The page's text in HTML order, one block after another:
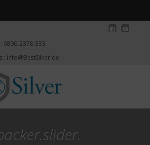
0800-2378-333
: info@BestSilver.de